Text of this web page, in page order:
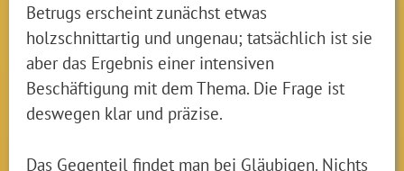
Betrugs erscheint zunächst etwas
holzschnittartig und ungenau; tatsächlich ist sie
aber das Ergebnis einer intensiven
Beschäftigung mit dem Thema. Die Frage ist
deswegen klar und präzise.
Das Gegenteil findet man bei Gläubigen. Nichts